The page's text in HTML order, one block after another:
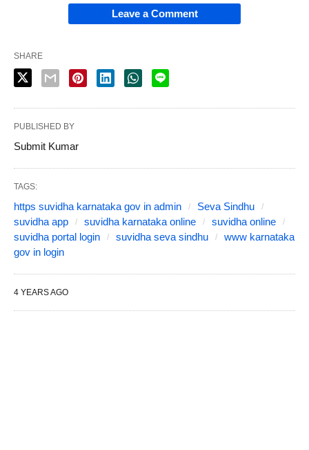
Leave a Comment
SHARE
PUBLISHED BY
Submit Kumar
TAGS:
https suvidha karnataka gov in admin
Seva Sindhu
suvidha app
suvidha karnataka online
suvidha online
suvidha portal login
suvidha seva sindhu
www karnataka
gov in login
4 YEARS AGO